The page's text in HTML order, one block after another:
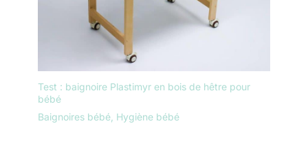
Test : baignoire Plastimyr en bois de hêtre pour
bébé
Baignoires bébé Hygiène bébé